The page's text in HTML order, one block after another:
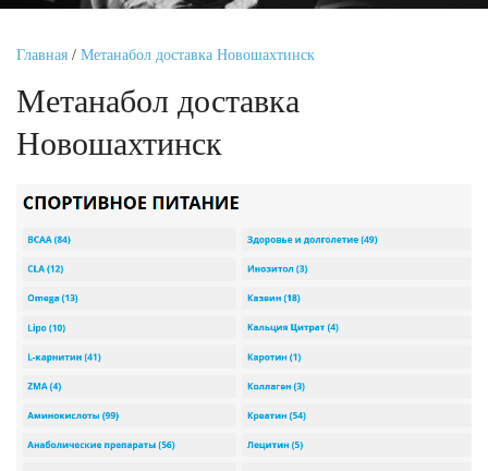
Главная / Метанабол доставка Новошахтинск
Метанабол доставка
Новошахтинск